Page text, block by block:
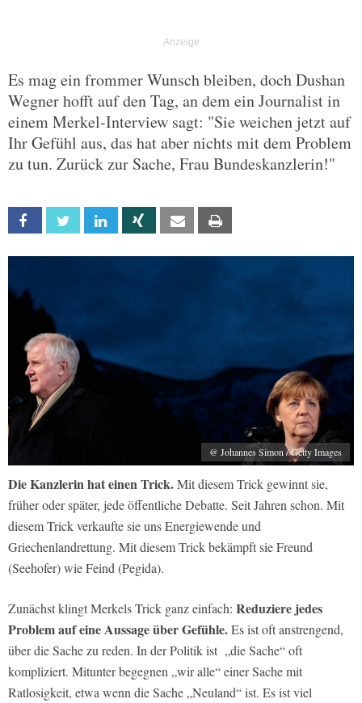
Es mag ein frommer Wunsch bleiben, doch Dushan
Wegner hofft auf den Tag, an dem ein Journalist in
einem Merkel-Interview sagt: "Sie weichen jetzt auf
Ihr Gefühl aus, das hat aber nichts mit dem Problem
zu tun. Zurück zur Sache, Frau Bundeskanzlerin!"
Facebook Twitter Linkedin Xing Email
@ Johannes Simon / Getty Images
Die Kanzlerin hat einen Trick.Mit diesem Trick gewinnt sie,
früher oder später, jede öffentliche Debatte. Seit Jahren schon. Mit
diesem Trick verkaufte sie uns Energiewende und
Griechenlandrettung. Mit diesem Trick bekämpft sie Freund
(Seehofer) wie Feind (Pegida).
Zunächst klingt Merkels Trick ganz einfach: Reduziere jedes
Problem auf eine Aussage über Gefühle.Es ist oft anstrengend,
über die Sache zu reden. In der Politik ist „die Sache“ oft
kompliziert. Mitunter begegnen „wir alle“ einer Sache mit
Ratlosigkeit, etwa wenn die Sache „Neuland“ ist. Es ist viel